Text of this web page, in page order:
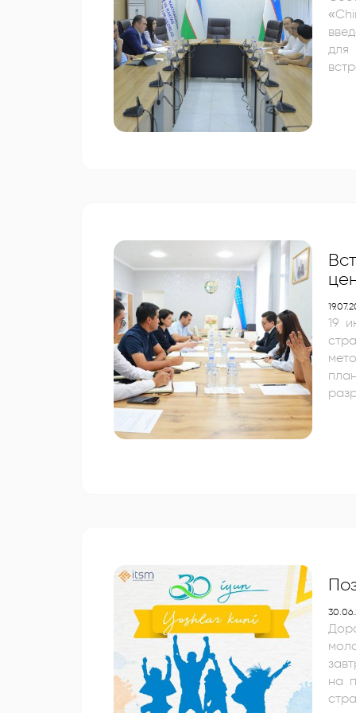
«China
для
19
молодежи! Вы – крепкая вера нашей
завтрашнего дня!
на